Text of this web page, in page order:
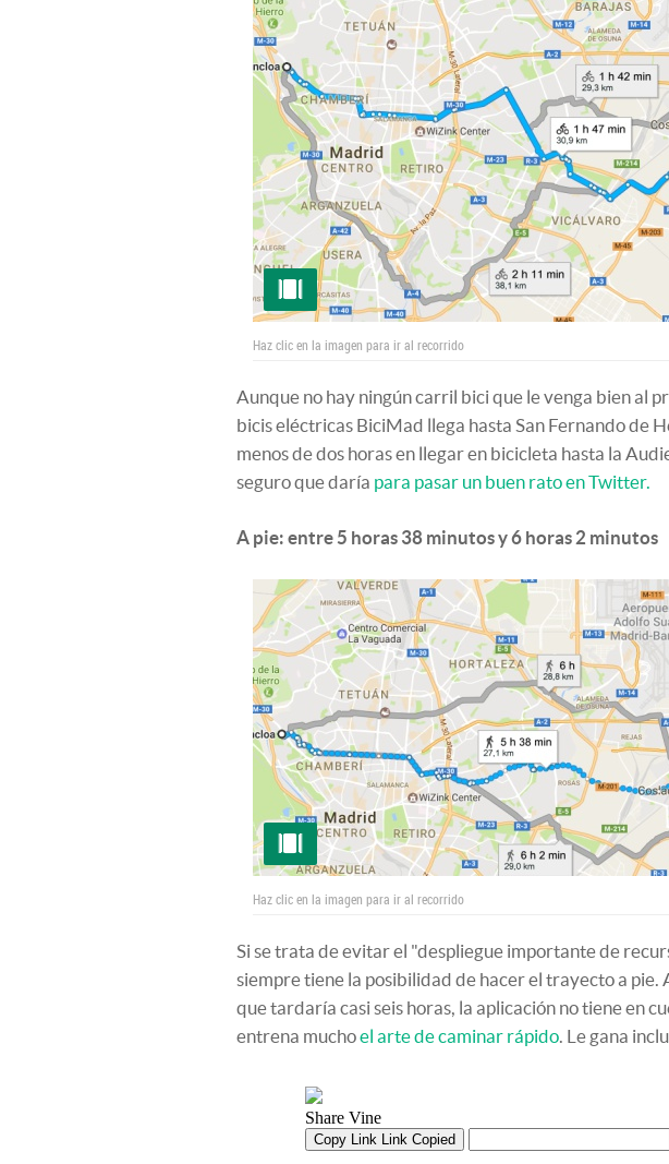
Haz clic en la imagen para ir al recorrido
Aunque no hay ningún carril bici que le venga bien al
bicis eléctricas BiciMad llega hasta San Fernando de
menos de dos horas en llegar en bicicleta hasta la
seguro que daría para pasar un buen rato en Twitter.
A pie: entre 5 horas 38 minutos y 6 horas 2 minutos
Haz clic en la imagen para ir al recorrido
Si se trata de evitar el "despliegue importante de
siempre tiene la posibilidad de hacer el trayecto a pie.
que tardaría casi seis horas, la aplicación no tiene en
entrena muchoel arte de caminar rápido. Le gana